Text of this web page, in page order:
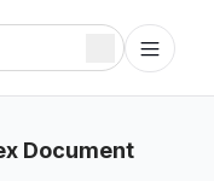
Document